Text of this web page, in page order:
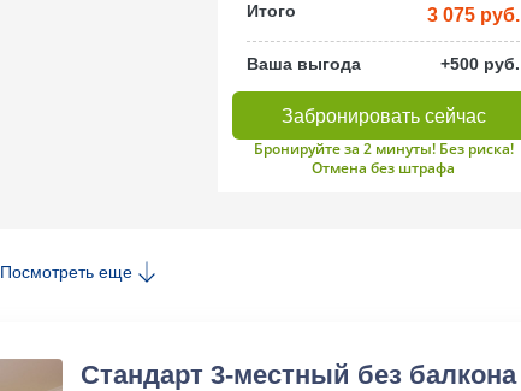
Итого 3 075 руб.
Ваша выгода +500 руб.
Забронировать сейчас
Бронируйте за 2 минуты! Без риска!
Отмена без штрафа
Посмотреть еще
Стандарт 3-местный без балкона